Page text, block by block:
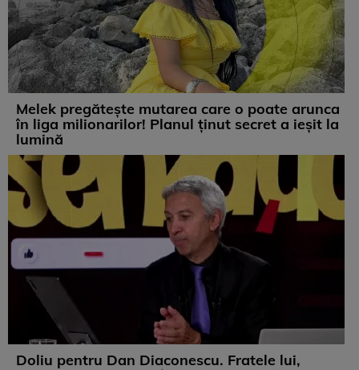
Melek pregătește mutarea care o poate arunca
în liga milionarilor! Planul ținut secret a ieșit la
lumină
Doliu pentru Dan Diaconescu. Fratele lui,